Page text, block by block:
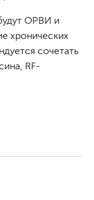
ОРВИ и
хронических
сочетать
RF-